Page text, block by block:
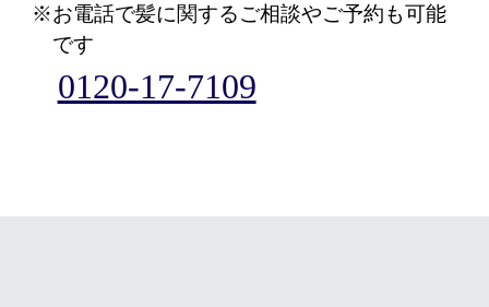
※お電話で髪に関するご相談やご予約も可能
です
0120-17-7109